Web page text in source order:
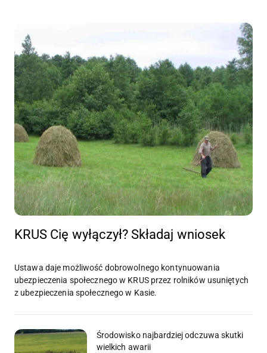
KRUS Cię wyłączył? Składaj wniosek
Ustawa daje możliwość dobrowolnego kontynuowania
ubezpieczenia społecznego w KRUS przez rolników usuniętych
z ubezpieczenia społecznego w Kasie.
Środowisko najbardziej odczuwa skutki
wielkich awarii